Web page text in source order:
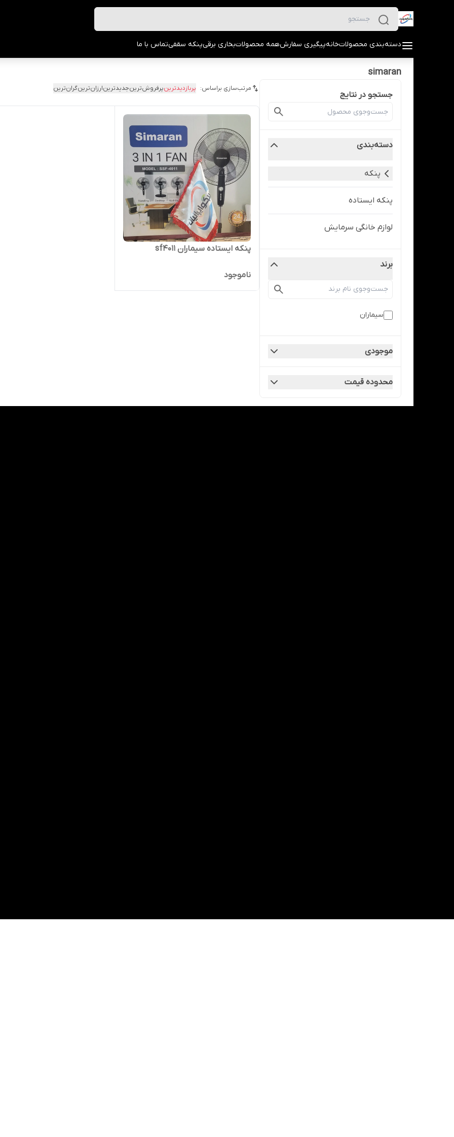
دسته‌بندی محصولاتخانهپیگیری سفارشهمه محصولاتبخاری برقیپنکه سقفیتماس با ما
simaran
جستجو در نتایج
دسته‌بندی
پنکه
پنکه ایستاده
لوازم خانگی سرمایش
برند
سیماران
موجودی
محدوده قیمت
مرتب‌سازی براساس: پربازدیدترینپرفروش‌ترینجدیدترینارزان‌ترینگران‌ترین
پنکه ایستاده سیماران sf4011
ناموجود